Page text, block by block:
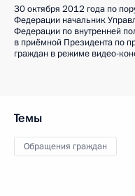
30 октября 2012 года по
Федерации начальник
Федерации по внутренней
в приёмной Президента по
граждан в режиме видео-
Темы
Обращения граждан